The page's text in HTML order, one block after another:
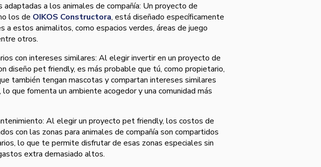
adaptadas a los animales de compañía: Un proyecto de
los de OIKOS Constructora, está diseñado específicamente
a estos animalitos, como espacios verdes, áreas de juego
otros.
con intereses similares: Al elegir invertir en un proyecto de
diseño pet friendly, es más probable que tú, como propietario,
también tengan mascotas y compartan intereses similares
que fomenta un ambiente acogedor y una comunidad más
Al elegir un proyecto pet friendly, los costos de
con las zonas para animales de compañía son compartidos
lo que te permite disfrutar de esas zonas especiales sin
extra demasiado altos.